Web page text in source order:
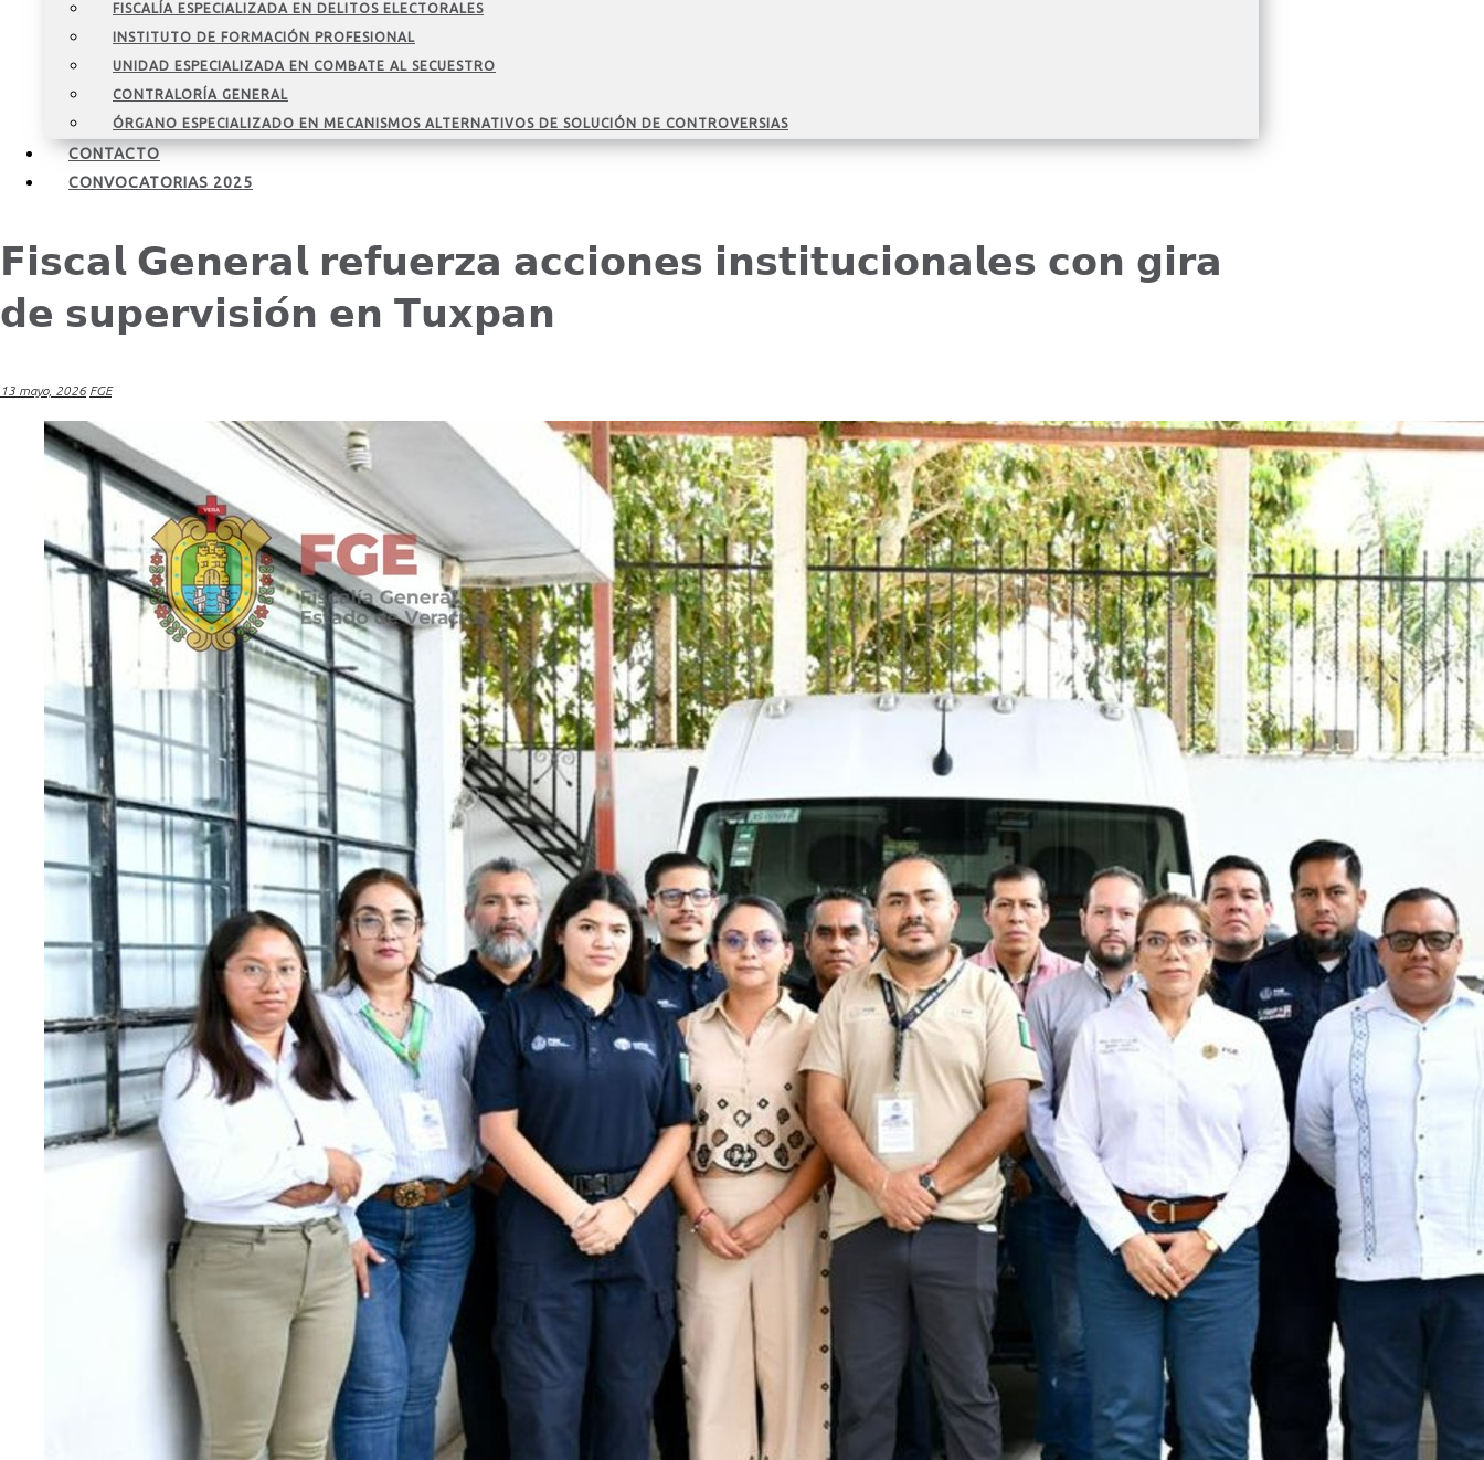
FISCALÍA ESPECIALIZADA EN DELITOS ELECTORALES
INSTITUTO DE FORMACIÓN PROFESIONAL
UNIDAD ESPECIALIZADA EN COMBATE AL SECUESTRO
CONTRALORÍA GENERAL
ÓRGANO ESPECIALIZADO EN MECANISMOS ALTERNATIVOS DE SOLUCIÓN DE CONTROVERSIAS
CONTACTO
CONVOCATORIAS 2025
𝗙𝗶𝘀𝗰𝗮𝗹 𝗚𝗲𝗻𝗲𝗿𝗮𝗹 𝗿𝗲𝗳𝘂𝗲𝗿𝘇𝗮 𝗮𝗰𝗰𝗶𝗼𝗻𝗲𝘀 𝗶𝗻𝘀𝘁𝗶𝘁𝘂𝗰𝗶𝗼𝗻𝗮𝗹𝗲𝘀 𝗰𝗼𝗻 𝗴𝗶𝗿𝗮
𝗱𝗲 𝘀𝘂𝗽𝗲𝗿𝘃𝗶𝘀𝗶𝗼́𝗻 𝗲𝗻 𝗧𝘂𝘅𝗽𝗮𝗻
13 mayo, 2026 FGE